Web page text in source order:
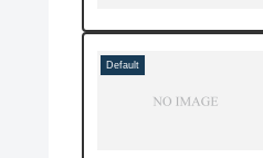
Default